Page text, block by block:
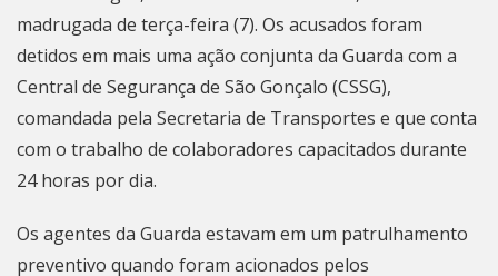
madrugada de terça-feira (7). Os acusados foram
detidos em mais uma ação conjunta da Guarda com a
Central de Segurança de São Gonçalo (CSSG),
comandada pela Secretaria de Transportes e que conta
com o trabalho de colaboradores capacitados durante
24 horas por dia.
Os agentes da Guarda estavam em um patrulhamento
preventivo quando foram acionados pelos